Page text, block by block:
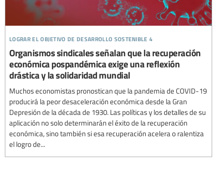
lograr el objetivo de desarrollo sostenible 4
Organismos sindicales señalan que la recuperación
económica pospandémica exige una reflexión
drástica y la solidaridad mundial
Muchos economistas pronostican que la pandemia de COVID-19
producirá la peor desaceleración económica desde la Gran
Depresión de la década de 1930. Las políticas y los detalles de su
aplicación no solo determinarán el éxito de la recuperación
económica, sino también si esa recuperación acelera o ralentiza
el logro de...